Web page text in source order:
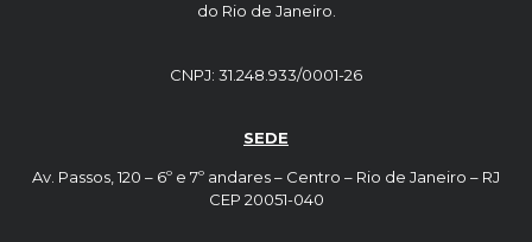
do Rio de Janeiro.
CNPJ: 31.248.933/0001-26
SEDE
Av. Passos, 120 – 6º e 7º andares – Centro – Rio de Janeiro – RJ
CEP 20051-040